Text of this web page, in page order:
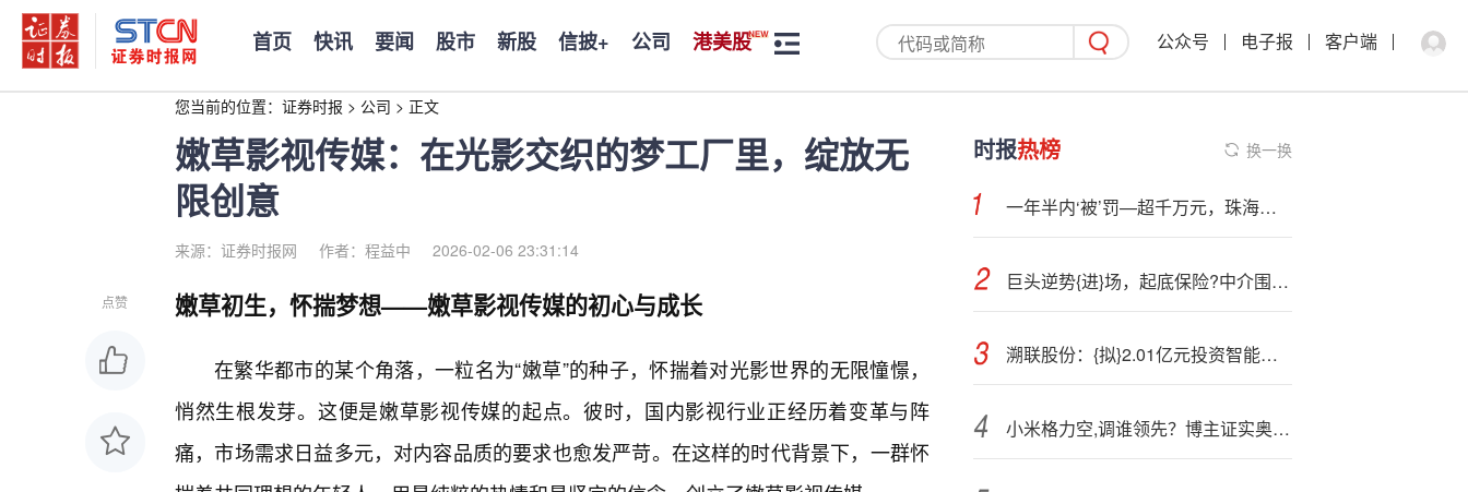
首页 快讯 要闻 股市 新股 信披+ 公司 港美股 公众号 电子报 客户端
您当前的位置： 证券时报 > 公司 > 正文
嫩草影视传媒：在光影交织的梦工厂里，绽放无
限创意
来源：证券时报网 作者：程益中 2026-02-06 23:31:14
点赞 嫩草初生，怀揣梦想——嫩草影视传媒的初心与成长
在繁华都市的某个角落，一粒名为“嫩草”的种子，怀揣着对光影世界的无限憧憬，
悄然生根发芽。这便是嫩草影视传媒的起点。彼时，国内影视行业正经历着变革与阵
痛，市场需求日益多元，对内容品质的要求也愈发严苛。在这样的时代背景下，一群怀
时报热榜 换一换
一年半内‘被’罚—超千万元，珠海华润银行发生了什么？
巨头逆势{进}场，起底保险?中介围城“双重奏”：华凯保险退市 巅峰时期30多家扎堆挂牌
溯联股份：{拟}2.01亿元投资智能算力液冷研发中心及电池热管理系统研发生产基地
小米格力空,调谁领先？博主证实奥维云网更改前后统计口径